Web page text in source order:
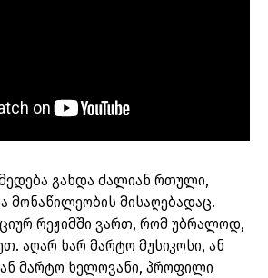
გახდა ძალიან რთული,
მონაწილეობის მისაღებადაც.
რეჟიმში ვართ, რომ უბრალოდ,
აღარ ხარ მარტო მუსიკოსი, ან
მარტო ხელოვანი, პროფილი